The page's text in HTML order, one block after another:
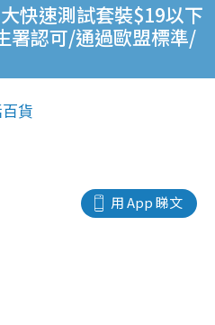
快速測試套裝$19以下
署認可/通過歐盟標準/
貨
用 App 睇文